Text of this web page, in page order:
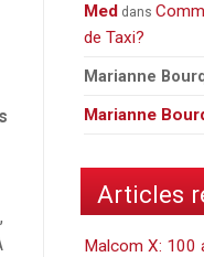
Med dans
de Taxi?
Marianne
Marianne
Articles
Malcom X: 100